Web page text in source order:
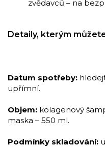
zvědavců – na
Detaily, kterým
Datum spotřeby:
upřímní.
Objem: kolagenový
maska – 550 ml.
Podmínky skladování: